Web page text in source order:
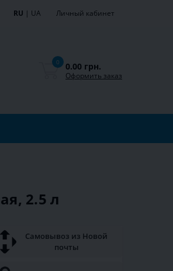
RU | UA Личный кабинет
0 0.00 грн.
Оформить заказ
2.5 л
Самовывоз из Новой
почты